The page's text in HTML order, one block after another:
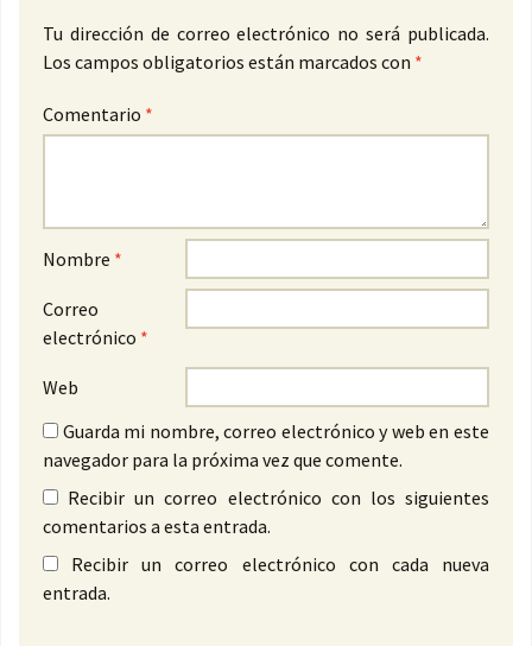
Tu dirección de correo electrónico no será publicada.
Los campos obligatorios están marcados con *
Comentario *
Nombre *
Correo
electrónico *
Web
Guarda mi nombre, correo electrónico y web en este
navegador para la próxima vez que comente.
Recibir un correo electrónico con los siguientes
comentarios a esta entrada.
Recibir un correo electrónico con cada nueva
entrada.